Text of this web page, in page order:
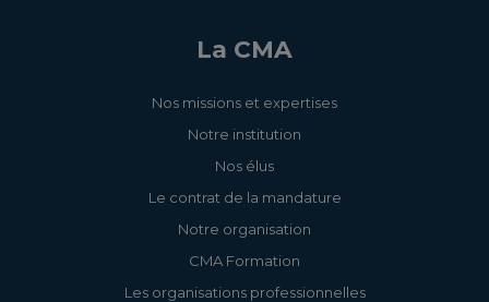
La CMA
Nos missions et expertises
Notre institution
Nos élus
Le contrat de la mandature
Notre organisation
CMA Formation
Les organisations professionnelles